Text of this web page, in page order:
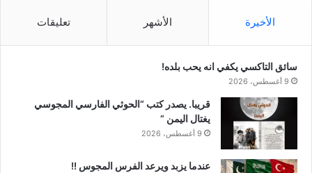
الأخيرة الأشهر تعليقات
سائق التاكسي يكفي انه يحب بلده!
9 أغسطس، 2026
قريبا. يصدر كتب “الحوثي الفارسي المجوسي
يغتال اليمن “
9 أغسطس، 2026
عندما يزبد ويرعد الفرس المجوس !!